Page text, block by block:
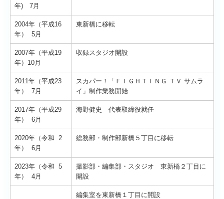
年) 7月
2004年（平成16
年） 5月
東新橋に移転
2007年（平成19
年）10月
収録スタジオ開設
2011年（平成23
年） 7月
スカパー！「ＦＩＧＨＴＩＮＧ ＴＶ サムラ
イ」制作業務開始
2017年（平成29
年） 6月
海野健史 代表取締役就任
2020年（令和 2
年） 6月
総務部・制作部新橋５丁目に移転
2023年（令和 5
年） 4月
撮影部・編集部・スタジオ 東新橋２丁目に
開設
編集室を東新橋１丁目に開設